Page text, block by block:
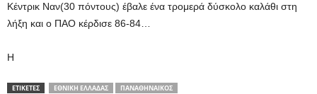
Κέντρικ Ναν(30 πόντους) έβαλε ένα τρομερά δύσκολο καλάθι στη
λήξη και ο ΠΑΟ κέρδισε 86-84…
Η
ΕΤΙΚΕΤΕΣ ΕΘΝΙΚΗ ΕΛΛΑΔΑΣ ΠΑΝΑΘΗΝΑΙΚΟΣ